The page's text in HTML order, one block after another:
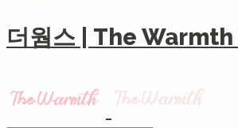
더웜스 | The